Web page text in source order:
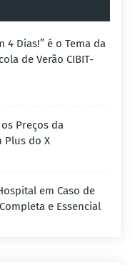
4 Dias!” é o Tema da
de Verão CIBIT-
Preços da
Plus do X
em Caso de
e Essencial